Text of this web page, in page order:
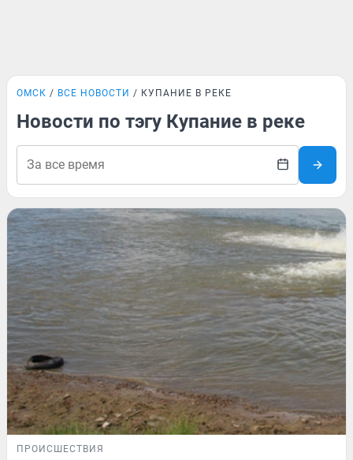
ОМСК ВСЕ НОВОСТИ КУПАНИЕ В РЕКЕ
Новости по тэгу Купание в реке
ПРОИСШЕСТВИЯ